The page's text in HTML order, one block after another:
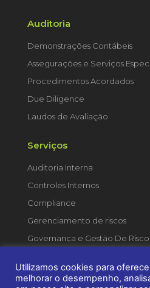
Auditoria
Demonstrações Contábeis
Assegurações e Serviços
Procedimentos Acordados
Due Diligence
Laudos de Avaliação
Serviços
Auditoria Interna
Controles Internos
Compliance
Gerenciamento de riscos
Governança e Gestão De Risco
© 2021 | Grupo Finaud -
Utilizamos cookies para
melhorar o desempenho,